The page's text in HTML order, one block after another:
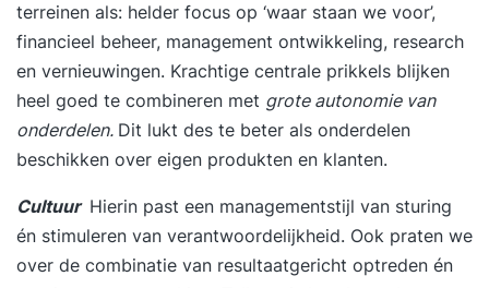
terreinen als: helder focus op ‘waar staan we voor’,
financieel beheer, management ontwikkeling, research
en vernieuwingen. Krachtige centrale prikkels blijken
heel goed te combineren met grote autonomie van
onderdelen. Dit lukt des te beter als onderdelen
beschikken over eigen produkten en klanten.
Cultuur Hierin past een managementstijl van sturing
én stimuleren van verantwoordelijkheid. Ook praten we
over de combinatie van resultaatgericht optreden én